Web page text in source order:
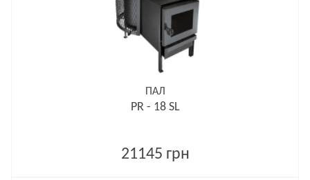
ПАЛ
PR - 18 SL
21145 грн